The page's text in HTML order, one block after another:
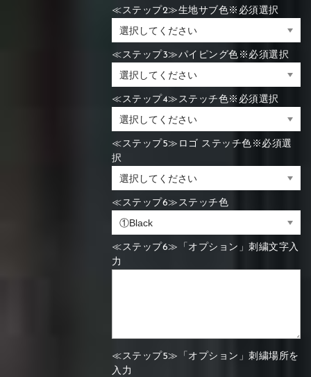
≪ステップ2≫生地サブ色※必須選択
≪ステップ3≫パイピング色※必須選択
≪ステップ4≫ステッチ色※必須選択
≪ステップ5≫ロゴ ステッチ色※必須選
択
≪ステップ6≫ステッチ色
≪ステップ6≫「オプション」刺繍文字入
力
≪ステップ5≫「オプション」刺繍場所を
入力